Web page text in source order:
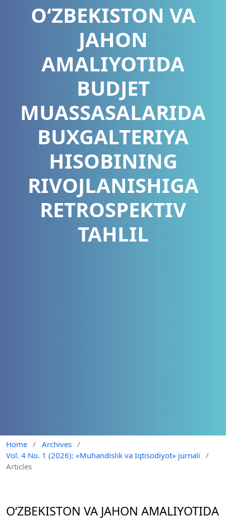
O‘ZBEKISTON VA
JAHON
AMALIYOTIDA
BUDJET
MUASSASALARIDA
BUXGALTERIYA
HISOBINING
RIVOJLANISHIGA
RETROSPEKTIV
TAHLIL
Home / Archives /
Vol. 4 No. 1 (2026): «Muhandislik va Iqtisodiyot» jurnali
/
Articles
O‘ZBEKISTON VA JAHON AMALIYOTIDA